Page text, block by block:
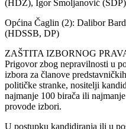
(HDZ), Igor Smoljanović (SDP)
Općina Čaglin (2): Dalibor
(HDSSB, DP)
ZAŠTITA IZBORNOG
Prigovor zbog nepravilnosti u
izbora za članove
političke stranke, nositelji
najmanje 100 birača ili
provode izbori.
U postupku kandidiranja ili u